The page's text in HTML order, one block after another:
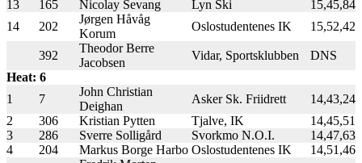
13
165 Nicolay Sevang Lyn Ski
15,45,84
14
202
Jørgen Håvåg
Korum
Oslostudentenes IK 15,52,42
392
Theodor Berre
Jacobsen
Vidar, Sportsklubben
DNS
Heat: 6
1
7
John Christian
Deighan
Asker Sk. Friidrett
14,43,24
2
306 Kristian Pytten Tjalve, IK
14,45,51
3
286 Sverre Solligård Svorkmo N.O.I.
14,47,63
4
204 Markus Borge Harbo Oslostudentenes IK
14,51,46